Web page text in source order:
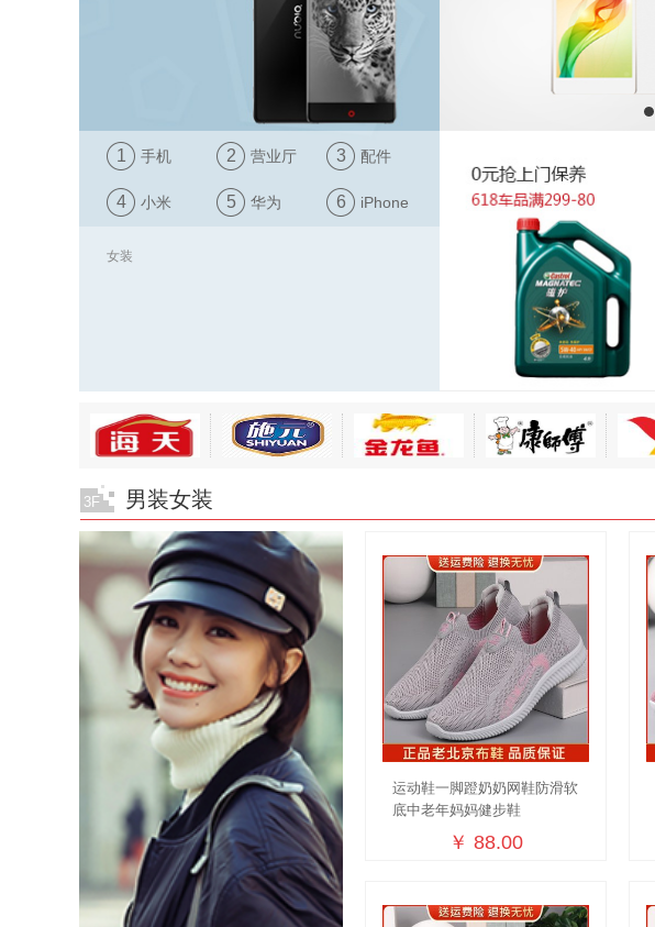
1 手机 2 营业厅 3 配件
4 小米 5 华为 6 iPhone
女装
3F 男装女装
运动鞋一脚蹬奶奶网鞋防滑软
底中老年妈妈健步鞋
￥ 88.00